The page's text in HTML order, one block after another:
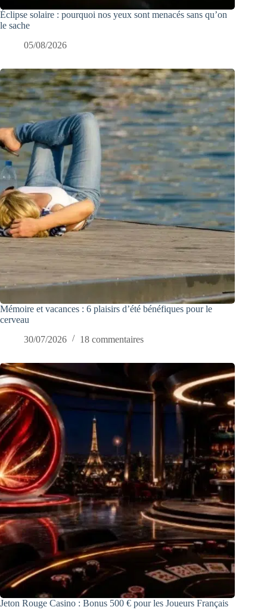
Éclipse solaire : pourquoi nos yeux sont menacés sans qu’on
le sache
05/08/2026
Mémoire et vacances : 6 plaisirs d’été bénéfiques pour le
cerveau
30/07/2026
18 commentaires
Jeton Rouge Casino : Bonus 500 € pour les Joueurs Français